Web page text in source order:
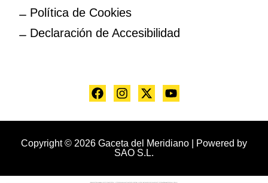
Política de Cookies
Declaración de Accesibilidad
Copyright © 2026 Gaceta del Meridiano | Powered by
SAO S.L.